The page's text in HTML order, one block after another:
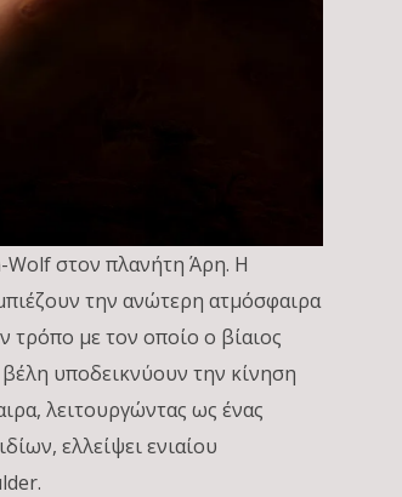
Wolf στον πλανήτη Άρη. Η
την ανώτερη ατμόσφαιρα
τρόπο με τον οποίο ο βίαιος
υποδεικνύουν την κίνηση
λειτουργώντας ως ένας
ελλείψει ενιαίου